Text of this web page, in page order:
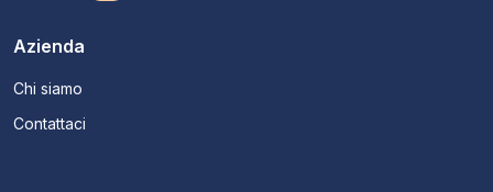
Azienda
Chi siamo
Contattaci